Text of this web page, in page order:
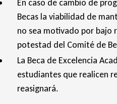
En caso de cambio de
Becas la viabilidad de
no sea motivado por bajo
potestad del Comité de
La Beca de Excelencia
estudiantes que realicen
reasignará.